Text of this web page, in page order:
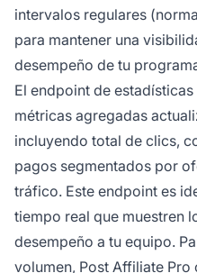
intervalos regulares
para mantener una
desempeño de tu
El endpoint de
métricas agregadas
incluyendo total de clics,
pagos segmentados por
tráfico. Este endpoint es
tiempo real que muestren
desempeño a tu equipo.
volumen, Post Affiliate